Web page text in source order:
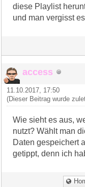
diese Playlist
und man vergisst
access
11.10.2017, 17:50
(Dieser Beitrag wurde
Wie sieht es aus,
nutzt? Wählt man
Daten gespeichert
getippt, denn ich